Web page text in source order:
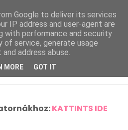
KATTINTS IDE
Google to deliver its services
IP address and user-agent are
with performance and security
service, generate usage
address abuse.
MORE GOT IT